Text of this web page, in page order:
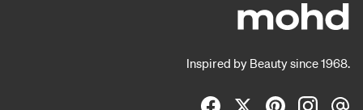
Inspired by Beauty since 1968.